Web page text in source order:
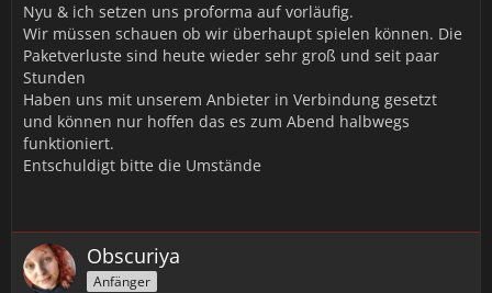
Nyu & ich setzen uns proforma auf vorläufig.
Wir müssen schauen ob wir überhaupt spielen können. Die
Paketverluste sind heute wieder sehr groß und seit paar
Stunden
Haben uns mit unserem Anbieter in Verbindung gesetzt
und können nur hoffen das es zum Abend halbwegs
funktioniert.
Entschuldigt bitte die Umstände
Obscuriya
Anfänger